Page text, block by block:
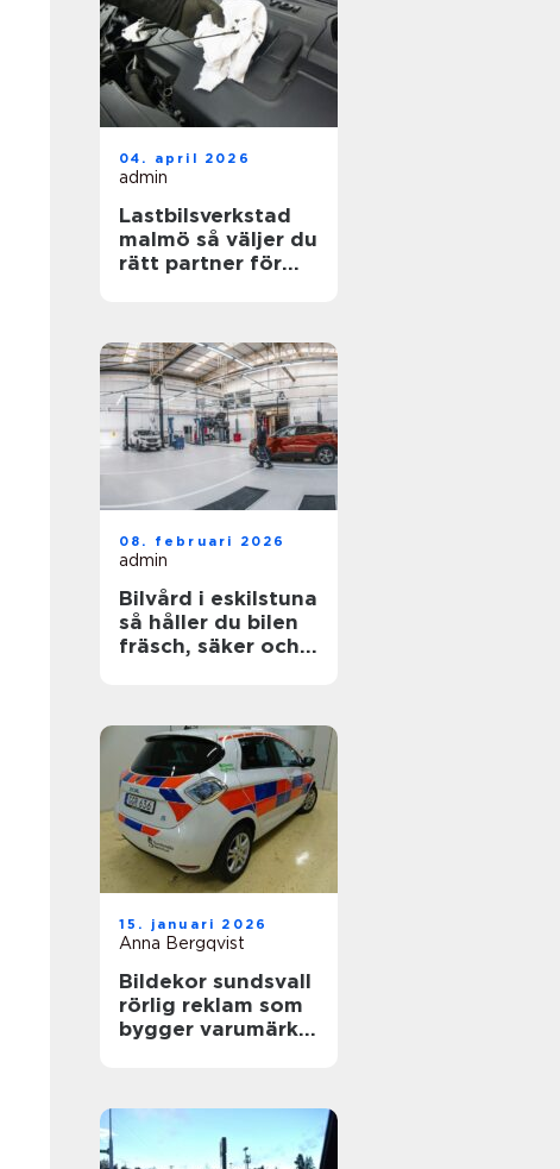
04. april 2026
admin
Lastbilsverkstad
malmö så väljer du
rätt partner för
08. februari 2026
admin
Bilvård i eskilstuna
så håller du bilen
fräsch, säker och
15. januari 2026
Anna Bergqvist
Bildekor sundsvall
rörlig reklam som
bygger varumärke